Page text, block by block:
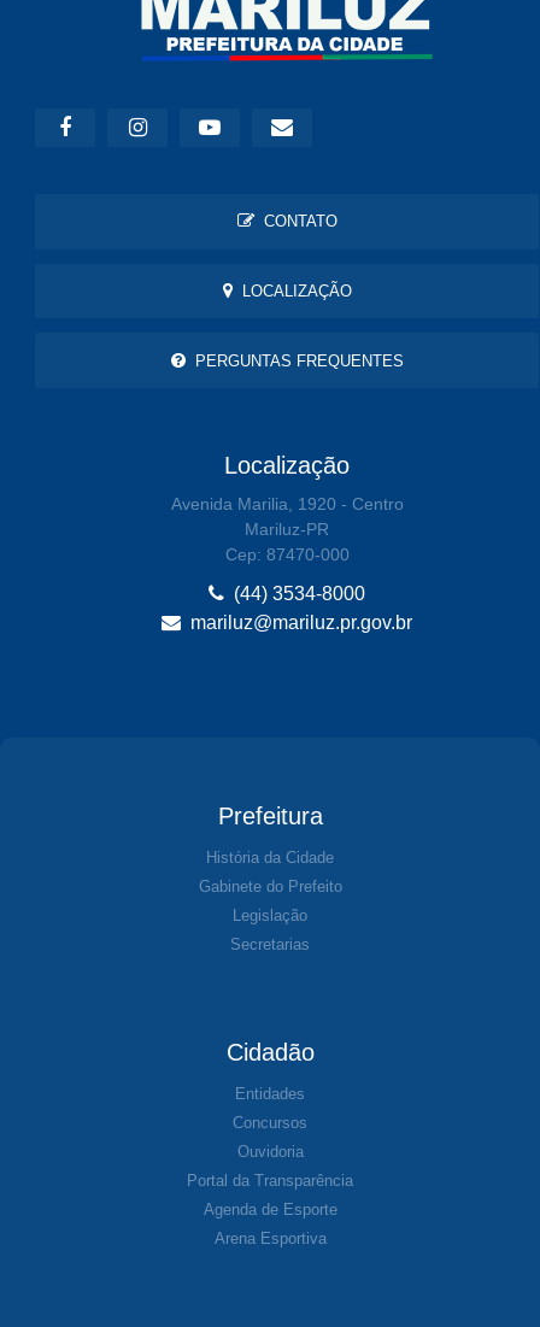
CONTATO
LOCALIZAÇÃO
PERGUNTAS FREQUENTES
Localização
Avenida Marilia, 1920 - Centro
Mariluz-PR
Cep: 87470-000
(44) 3534-8000
mariluz@mariluz.pr.gov.br
Prefeitura
História da Cidade
Gabinete do Prefeito
Legislação
Secretarias
Cidadão
Entidades
Concursos
Ouvidoria
Portal da Transparência
Agenda de Esporte
Arena Esportiva